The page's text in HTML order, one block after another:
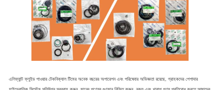
এলিফ্যান্ট ফ্লুইড পাওয়ার টেকনিক্যাল টিমের অনেক বছরের অপারেশন এবং পরিষেবার অভিজ্ঞতা রয়েছে, গ্রাহকদের পেশাদার